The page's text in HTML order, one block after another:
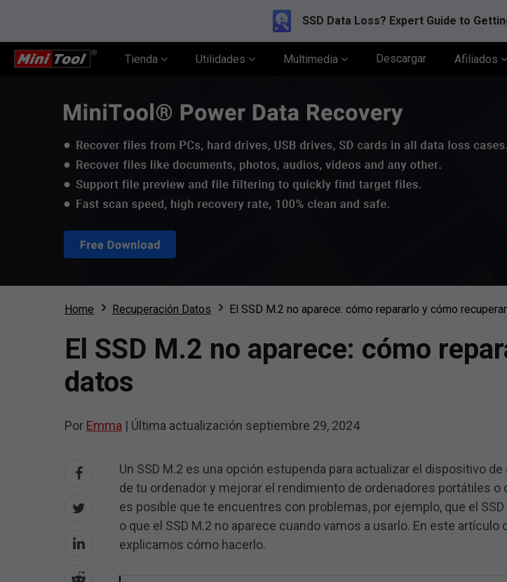
SSD Data Loss? Expert Guide to
Tienda Utilidades Multimedia Descargar Afiliados
Home Recuperación Datos El SSD M.2 no aparece: cómo repararlo y cómo
El SSD M.2 no aparece: cómo
datos
Por Emma | Última actualización septiembre 29, 2024
Un SSD M.2 es una opción estupenda para actualizar el dispositivo
de tu ordenador y mejorar el rendimiento de ordenadores portátiles o
es posible que te encuentres con problemas, por ejemplo, que el
o que el SSD M.2 no aparece cuando vamos a usarlo. En este artículo
explicamos cómo hacerlo.